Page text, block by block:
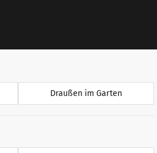
Draußen im Garten